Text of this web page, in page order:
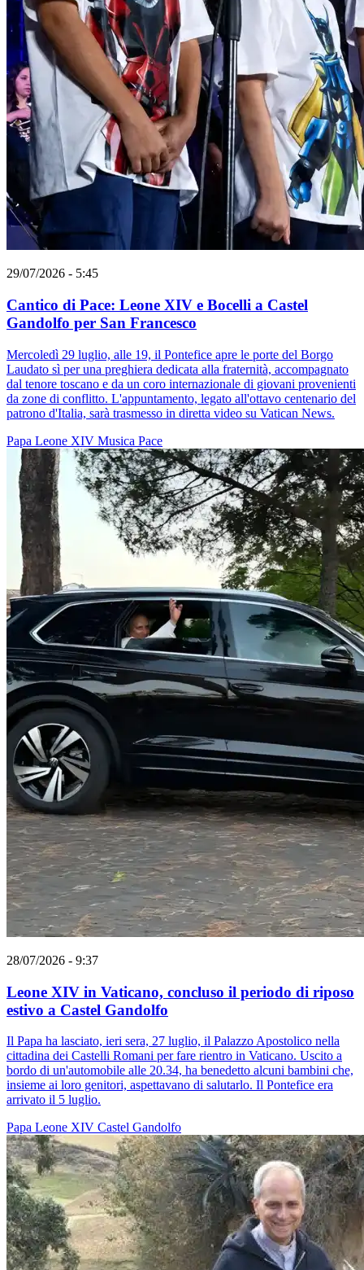
29/07/2026 - 5:45
Cantico di Pace: Leone XIV e Bocelli a Castel
Gandolfo per San Francesco
Mercoledì 29 luglio, alle 19, il Pontefice apre le porte del Borgo
Laudato sì per una preghiera dedicata alla fraternità, accompagnato
dal tenore toscano e da un coro internazionale di giovani provenienti
da zone di conflitto. L'appuntamento, legato all'ottavo centenario del
patrono d'Italia, sarà trasmesso in diretta video su Vatican News.
Papa Leone XIV Musica Pace
28/07/2026 - 9:37
Leone XIV in Vaticano, concluso il periodo di riposo
estivo a Castel Gandolfo
Il Papa ha lasciato, ieri sera, 27 luglio, il Palazzo Apostolico nella
cittadina dei Castelli Romani per fare rientro in Vaticano. Uscito a
bordo di un'automobile alle 20.34, ha benedetto alcuni bambini che,
insieme ai loro genitori, aspettavano di salutarlo. Il Pontefice era
arrivato il 5 luglio.
Papa Leone XIV Castel Gandolfo